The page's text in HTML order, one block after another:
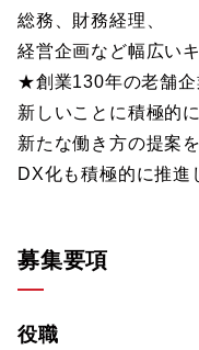
総務、財務経理、
経営企画など幅広い
★創業130年の老舗企
新しいことに積極的
新たな働き方の提案
DX化も積極的に推進
募集要項
役職